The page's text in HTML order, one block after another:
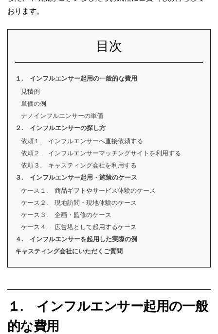
おります。
目次
１. インフルエンサー起用の一般的な費用
見積例
単価の例
ナノインフルエンサーの単価
２. インフルエンサーの探し方
依頼１. インフルエンサーへ直接依頼する
依頼２. インフルエンサーマッチングサイトを利用する
依頼３. キャスティング会社を利用する
３. インフルエンサー起用・施策のケース
ケース１. 商品ギフトやサービス体験のケース
ケース２. 現地訪問・現地体験のケース
ケース３. 企画・監修のケース
ケース４. 広告塔として起用するケース
４. インフルエンサーを起用した実際の例
キャスティング会社にいただくご質問
１. インフルエンサー起用の一般
的な費用